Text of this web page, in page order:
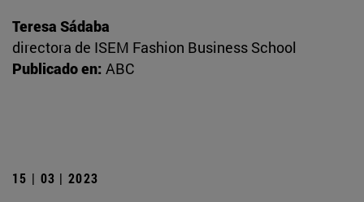
Teresa Sádaba
directora de ISEM Fashion Business School
Publicado en: ABC
15 | 03 | 2023